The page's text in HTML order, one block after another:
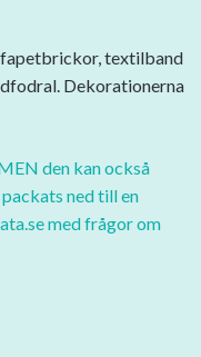
textilband
Dekorationerna
den kan också
ned till en
med frågor om